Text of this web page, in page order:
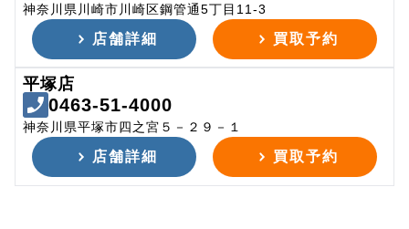
神奈川県川崎市川崎区鋼管通5丁目11-3
店舗詳細 買取予約
平塚店
0463-51-4000
神奈川県平塚市四之宮５－２９－１
店舗詳細 買取予約